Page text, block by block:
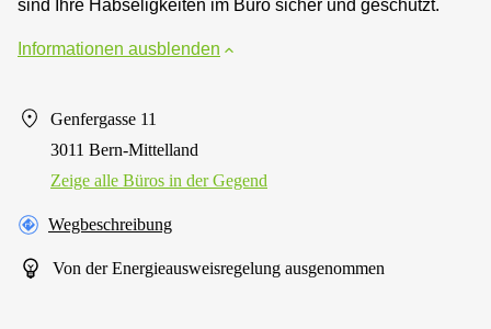
sind Ihre Habseligkeiten im Büro sicher und geschützt.
Informationen ausblenden
Genfergasse 11
3011 Bern-Mittelland
Zeige alle Büros in der Gegend
Wegbeschreibung
Von der Energieausweisregelung ausgenommen